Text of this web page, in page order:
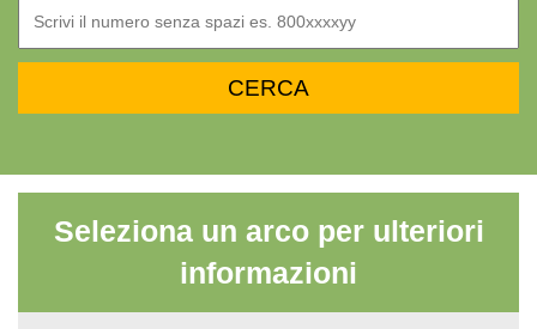
Seleziona un arco per ulteriori
informazioni